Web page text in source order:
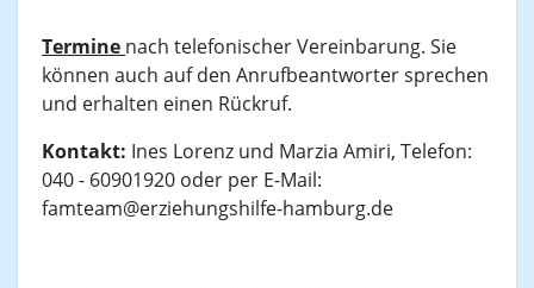
Termine nach telefonischer Vereinbarung. Sie
können auch auf den Anrufbeantworter sprechen
und erhalten einen Rückruf.
Kontakt: Ines Lorenz und Marzia Amiri, Telefon:
040 - 60901920 oder per E-Mail:
famteam@erziehungshilfe-hamburg.de